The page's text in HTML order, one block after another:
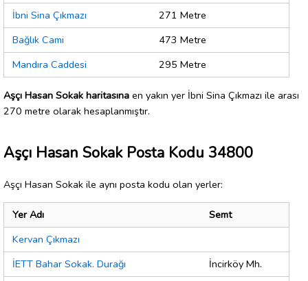
İbni Sina Çıkmazı
271 Metre
Bağlık Cami
473 Metre
Mandıra Caddesi
295 Metre
Aşçı Hasan Sokak haritasına en yakın yer İbni Sina Çıkmazı ile arası
270 metre olarak hesaplanmıştır.
Aşçı Hasan Sokak Posta Kodu 34800
Aşçı Hasan Sokak ile aynı posta kodu olan yerler:
Yer Adı
Semt
Kervan Çıkmazı
İETT Bahar Sokak. Durağı
İncirköy Mh.